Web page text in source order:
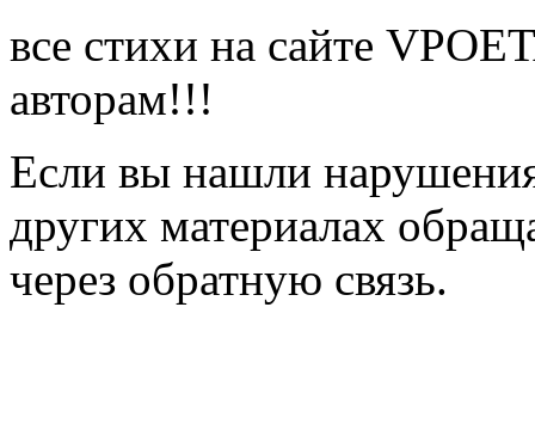
все стихи на сайте
авторам!!!
Если вы нашли
других материалах
через обратную связь.